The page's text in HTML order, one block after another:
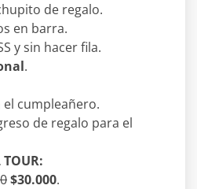
de regalo.
en barra.
y sin hacer fila.
.
cumpleañero.
de regalo para el
TOUR:
$30.000.